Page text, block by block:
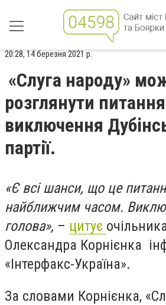
20:28, 14 березня 2021 р.
«Слуга народу»
розглянути
виключення
партії.
«Є всі шанси, що це
найближчим часом.
голова», – цитує
Олександра Корнієнка
«Інтерфакс-Україна».
За словами Корнієнка,